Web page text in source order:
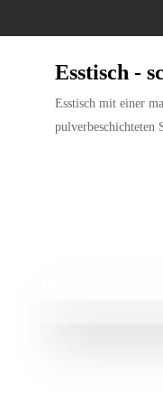
Esstisch -
Esstisch mit einer
pulverbeschichteten